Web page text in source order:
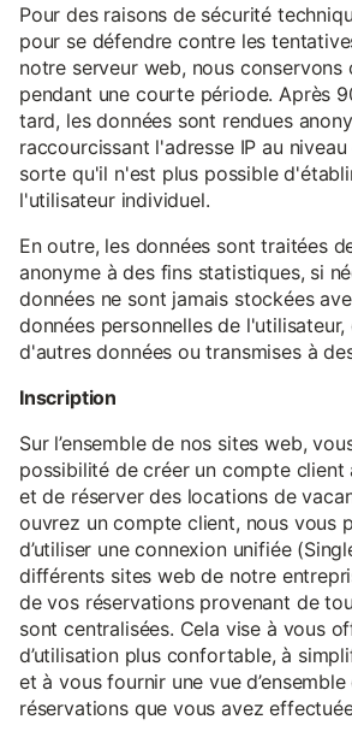
Pour des raisons de sécurité
pour se défendre contre les
notre serveur web, nous conservons
pendant une courte période. Après
tard, les données sont rendues
raccourcissant l'adresse IP au
sorte qu'il n'est plus possible
l'utilisateur individuel.
En outre, les données sont traitées
anonyme à des fins statistiques, si
données ne sont jamais stockées
données personnelles de l'utilisateur,
d'autres données ou transmises à
Inscription
Sur l’ensemble de nos sites web,
possibilité de créer un compte client
et de réserver des locations de
ouvrez un compte client, nous vous
d’utiliser une connexion unifiée
différents sites web de notre
de vos réservations provenant de
sont centralisées. Cela vise à vous
d’utilisation plus confortable, à
et à vous fournir une vue
réservations que vous avez